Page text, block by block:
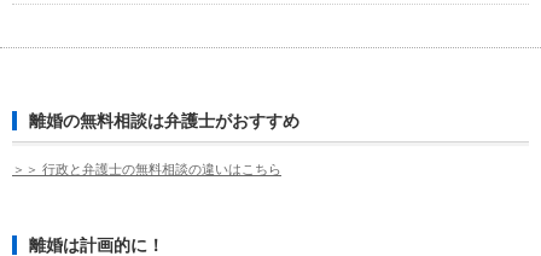
離婚の無料相談は弁護士がおすすめ
＞＞ 行政と弁護士の無料相談の違いはこちら
離婚は計画的に！